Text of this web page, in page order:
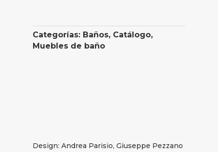
Categorías: Baños, Catálogo,
Muebles de baño
Design: Andrea Parisio, Giuseppe Pezzano